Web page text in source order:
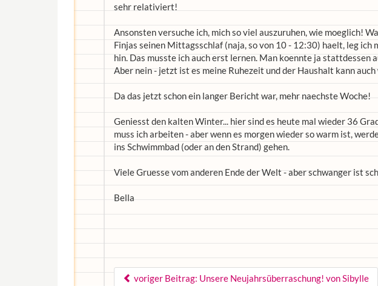
sehr relativiert!
Ansonsten versuche ich, mich so viel auszuruhen, wie moeglich!
Finjas seinen Mittagsschlaf (naja, so von 10 - 12:30) haelt, leg ich
hin. Das musste ich auch erst lernen. Man koennte ja stattdessen
Aber nein - jetzt ist es meine Ruhezeit und der Haushalt kann
Da das jetzt schon ein langer Bericht war, mehr naechste Woche!
Geniesst den kalten Winter... hier sind es heute mal wieder 36
muss ich arbeiten - aber wenn es morgen wieder so warm ist,
ins Schwimmbad (oder an den Strand) gehen.
Viele Gruesse vom anderen Ende der Welt - aber schwanger ist
Bella
voriger Beitrag: Unsere Neujahrsüberraschung! von Sibylle